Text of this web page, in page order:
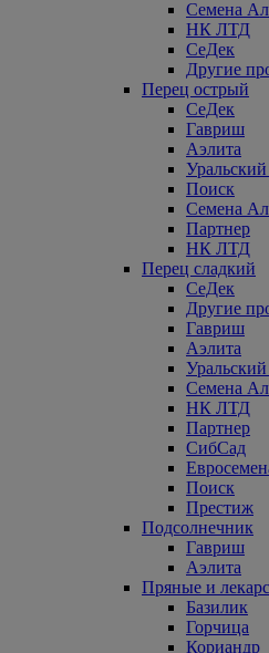
Семена
НК ЛТД
СеДек
Другие
Перец острый
СеДек
Гавриш
Аэлита
Поиск
Семена
Партнер
НК ЛТД
Перец сладкий
СеДек
Другие
Гавриш
Аэлита
Семена
НК ЛТД
Партнер
СибСад
Поиск
Престиж
Подсолнечник
Гавриш
Аэлита
Пряные и
Базилик
Горчица
Кориандр